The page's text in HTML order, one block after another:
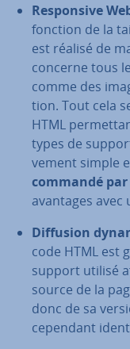
Res­pon­sive
fonction de la
est réalisé de
concerne tous
comme des
tion. Tout cela
HTML
types de
ve­ment simple
com­mandé par
avantages avec
Diffusion
code HTML est
support utilisé
source de la
donc de sa
cependant